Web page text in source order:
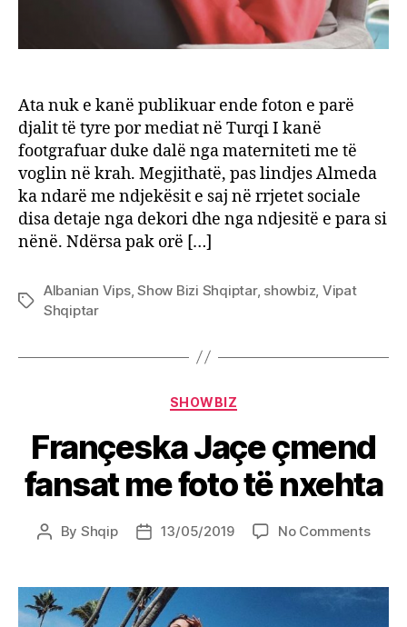
Ata nuk e kanë publikuar ende foton e parë
djalit të tyre por mediat në Turqi I kanë
footgrafuar duke dalë nga materniteti me të
voglin në krah. Megjithatë, pas lindjes Almeda
ka ndarë me ndjekësit e saj në rrjetet sociale
disa detaje nga dekori dhe nga ndjesitë e para si
nënë. Ndërsa pak orë […]
Tags
Albanian Vips,Show Bizi Shqiptar, showbiz, Vipat
Shqiptar
Categories
SHOWBIZ
Françeska Jaçe çmend
fansat me foto të nxehta
Post
By Shqip
Post13/05/2019 No Commentson